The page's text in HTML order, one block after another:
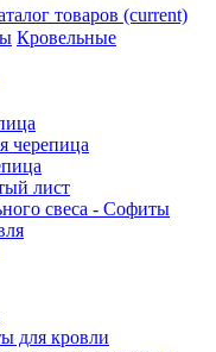
товаров (current)
Кровельные
черепица
лист
свеса - Софиты
для кровли